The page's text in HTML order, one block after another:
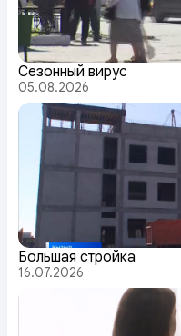
Сезонный вирус
05.08.2026
Большая стройка
16.07.2026